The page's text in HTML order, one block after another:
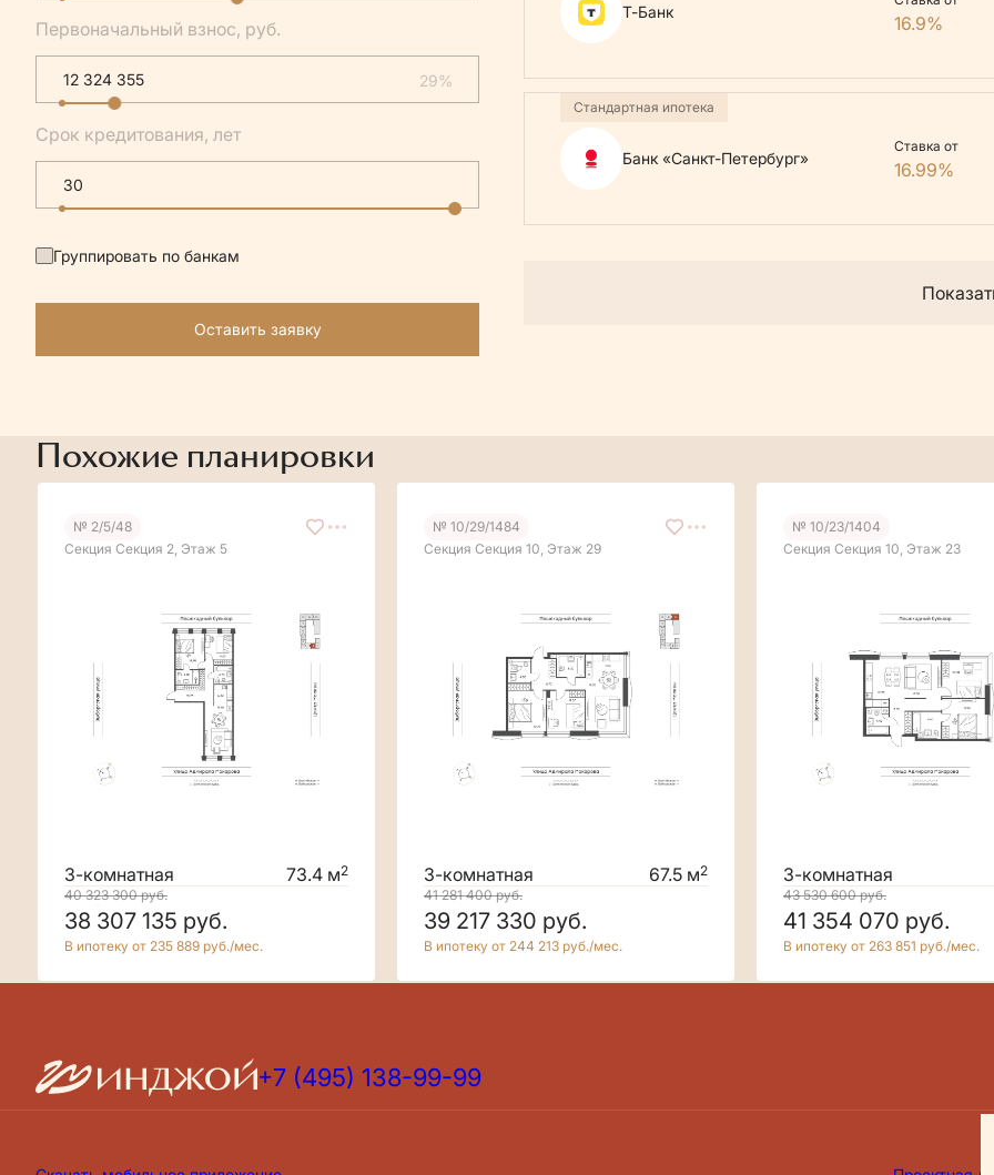
Первоначальный взнос, руб.
29%
Срок кредитования, лет
Группировать по банкам
Оставить заявку
Т-Банк
16.9%
Банк «Санкт-Петербург»
Стандартная ипотека
Ставка от
16.99%
Похожие планировки
№ 2/5/48
Секция Секция 2, Этаж 5
3-комнатная 73.4 м2
40 323 300руб.
38 307 135 руб.
В ипотеку от 235 889 руб./мес.
№ 10/29/1484
Секция Секция 10, Этаж 29
3-комнатная 67.5 м2
41 281 400руб.
39 217 330 руб.
В ипотеку от 244 213 руб./мес.
№ 10/23/1404
Секция Секция 10, Этаж 23
3-комнатная
43 530 600руб.
41 354 070 руб.
В ипотеку от 263 851 руб./мес.
+7 (495) 138-99-99